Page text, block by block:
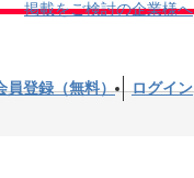
掲載をご検討の企業様へ
員登録（無料） ログイン